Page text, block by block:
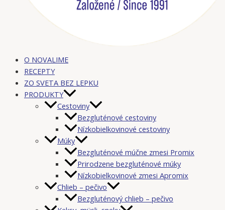
O NOVALIME
RECEPTY
ZO SVETA BEZ LEPKU
PRODUKTY
Cestoviny
Bezgluténové cestoviny
Nízkobielkovinové cestoviny
Múky
Bezgluténové múčne zmesi Promix
Prirodzene bezgluténové múky
Nízkobielkovinové zmesi Apromix
Chlieb – pečivo
Bezgluténový chlieb – pečivo